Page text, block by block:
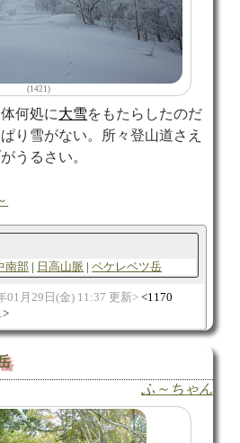
(1421)
何処に大雪をもたらしたのだ
り雪がない。所々登山道さえ
うるさい。
南部 日高山脈 ペケレベツ岳
01月29日(金) 11:37 更新
1170
ふ～ちゃん